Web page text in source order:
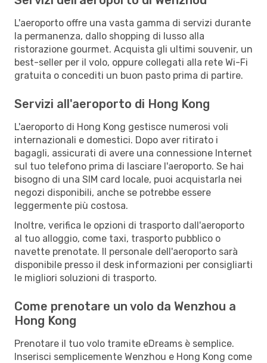
L'aeroporto offre una vasta gamma di servizi durante
la permanenza, dallo shopping di lusso alla
ristorazione gourmet. Acquista gli ultimi souvenir, un
best-seller per il volo, oppure collegati alla rete Wi-Fi
gratuita o concediti un buon pasto prima di partire.
Servizi all'aeroporto di Hong Kong
L'aeroporto di Hong Kong gestisce numerosi voli
internazionali e domestici. Dopo aver ritirato i
bagagli, assicurati di avere una connessione Internet
sul tuo telefono prima di lasciare l'aeroporto. Se hai
bisogno di una SIM card locale, puoi acquistarla nei
negozi disponibili, anche se potrebbe essere
leggermente più costosa.
Inoltre, verifica le opzioni di trasporto dall'aeroporto
al tuo alloggio, come taxi, trasporto pubblico o
navette prenotate. Il personale dell'aeroporto sarà
disponibile presso il desk informazioni per consigliarti
le migliori soluzioni di trasporto.
Come prenotare un volo da Wenzhou a
Hong Kong
Prenotare il tuo volo tramite eDreams è semplice.
Inserisci semplicemente Wenzhou e Hong Kong come